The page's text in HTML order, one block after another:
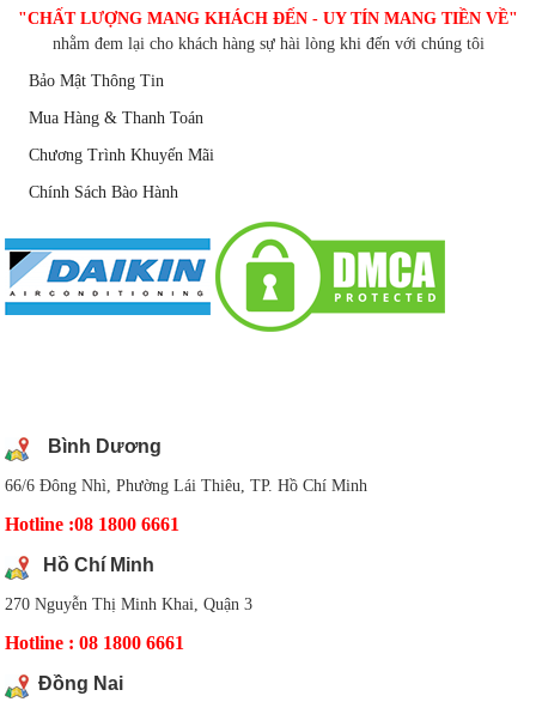
"CHẤT LƯỢNG MANG KHÁCH ĐẾN - UY TÍN MANG TIỀN VỀ"
nhằm đem lại cho khách hàng sự hài lòng khi đến với chúng tôi
Bảo Mật Thông Tin
Mua Hàng & Thanh Toán
Chương Trình Khuyến Mãi
Chính Sách Bào Hành
Bình Dương
66/6 Đông Nhì, Phường Lái Thiêu, TP. Hồ Chí Minh
Hotline :08 1800 6661
Hồ Chí Minh
270 Nguyễn Thị Minh Khai, Quận 3
Hotline : 08 1800 6661
Đồng Nai